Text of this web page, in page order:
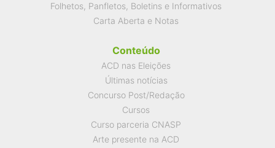
Folhetos, Panfletos, Boletins e Informativos
Carta Aberta e Notas
Conteúdo
ACD nas Eleições
Últimas notícias
Concurso Post/Redação
Cursos
Curso parceria CNASP
Arte presente na ACD